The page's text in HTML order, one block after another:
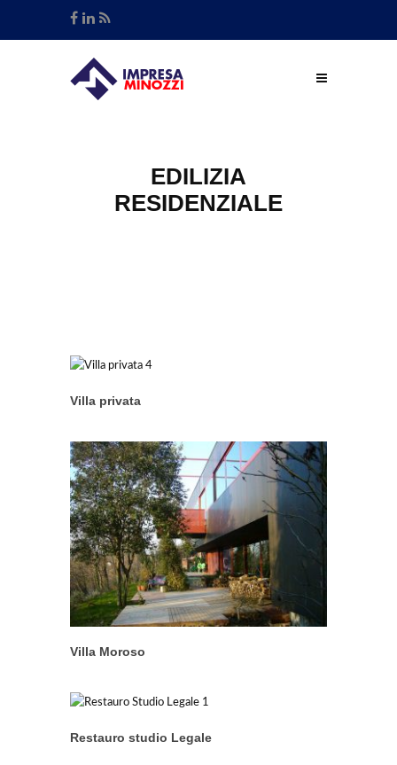
EDILIZIA
RESIDENZIALE
Villa privata
Villa Moroso
Restauro studio Legale